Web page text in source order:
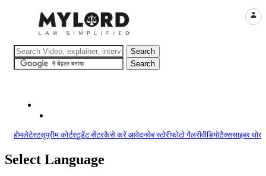
होमलेटेस्टसुप्रीम कोर्टस्टूडेंट सेंटरकैसे करें आवेदनवेब स्टोरीफोटो गैलरीवीडियोटैक्ससाइबर
Select Language